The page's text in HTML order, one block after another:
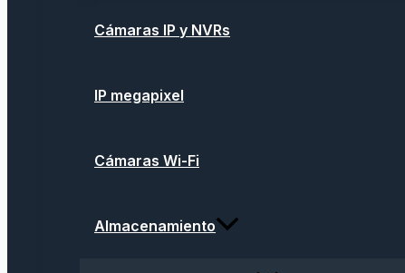
Cámaras IP y NVRs
IP megapixel
Cámaras Wi-Fi
Almacenamiento